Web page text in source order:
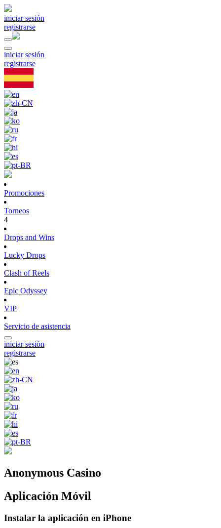
iniciar sesión
registrarse
iniciar sesión
registrarse
Promociones
Torneos
4
Drops and Wins
Lucky Drops
Clash of Reels
Epic Odyssey
VIP
Servicio de asistencia
iniciar sesión
registrarse
Anonymous Casino
Aplicación Móvil
Instalar la aplicación en iPhone